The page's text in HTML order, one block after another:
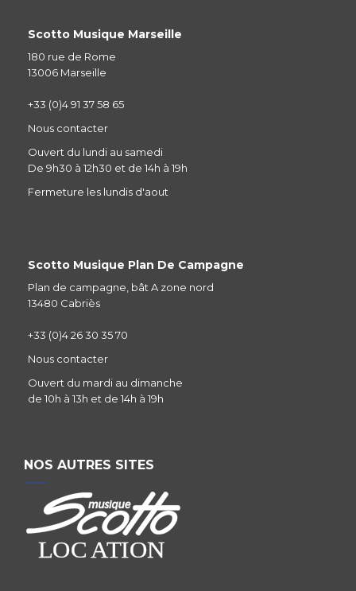
Scotto Musique Marseille
180 rue de Rome
13006 Marseille
+33 (0)4 91 37 58 65
Nous contacter
Ouvert du lundi au samedi
De 9h30 à 12h30 et de 14h à 19h
Fermeture les lundis d'aout
Scotto Musique Plan De Campagne
Plan de campagne, bât A zone nord
13480 Cabriès
+33 (0)4 26 30 35 70
Nous contacter
Ouvert du mardi au dimanche
de 10h à 13h et de 14h à 19h
NOS AUTRES SITES